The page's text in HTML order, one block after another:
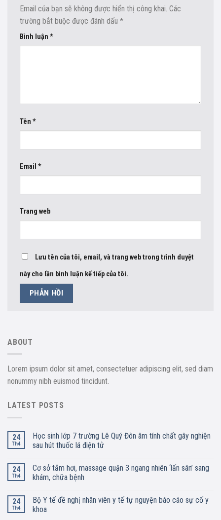
Email của bạn sẽ không được hiển thị công khai. Các
trường bắt buộc được đánh dấu *
Bình luận *
Tên *
Email *
Trang web
Lưu tên của tôi, email, và trang web trong trình duyệt
này cho lần bình luận kế tiếp của tôi.
ABOUT
Lorem ipsum dolor sit amet, consectetuer adipiscing elit, sed diam
nonummy nibh euismod tincidunt.
LATEST POSTS
24
Th4
Học sinh lớp 7 trường Lê Quý Đôn âm tính chất gây nghiện
sau hút thuốc lá điện tử
24
Th4
Cơ sở tắm hơi, massage quận 3 ngang nhiên ‘lấn sân’ sang
khám, chữa bệnh
24
Th4
Bộ Y tế đề nghị nhân viên y tế tự nguyện báo cáo sự cố y
khoa